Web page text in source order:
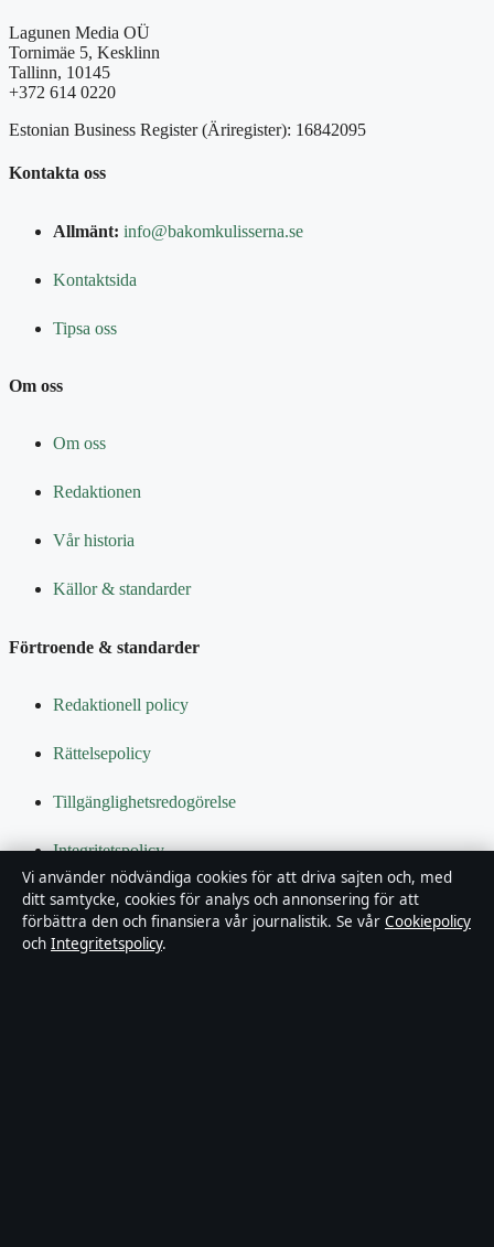
Lagunen Media OÜ
Tornimäe 5, Kesklinn
Tallinn, 10145
+372 614 0220
Estonian Business Register (Äriregister): 16842095
Kontakta oss
Allmänt: info@bakomkulisserna.se
Kontaktsida
Tipsa oss
Om oss
Om oss
Redaktionen
Vår historia
Källor & standarder
Förtroende & standarder
Redaktionell policy
Rättelsepolicy
Tillgänglighetsredogörelse
Integritetspolicy
Kändisar & integritet
Om Bakom kulisserna i korthet
Vi använder nödvändiga cookies för att driva sajten och, med
ditt samtycke, cookies för analys och annonsering för att
förbättra den och finansiera vår journalistik. Se vår Cookiepolicy
och Integritetspolicy.